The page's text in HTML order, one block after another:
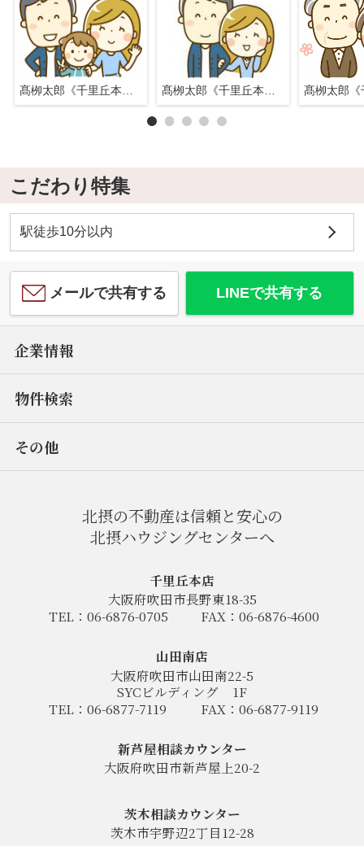
髙栁太郎《千里丘本店》 髙栁太郎《千里丘本店》
こだわり特集
駅徒歩10分以内
メールで共有する LINEで共有する
企業情報
物件検索
その他
北摂の不動産は信頼と安心の
北摂ハウジングセンターへ
千里丘本店
大阪府吹田市長野東18-35
TEL：06-6876-0705
FAX：06-6876-4600
山田南店
大阪府吹田市山田南22-5
SYCビルディング
1F
TEL：06-6877-7119
FAX：06-6877-9119
新芦屋相談カウンター
大阪府吹田市新芦屋上20-2
茨木相談カウンター
茨木市宇野辺2丁目12-28